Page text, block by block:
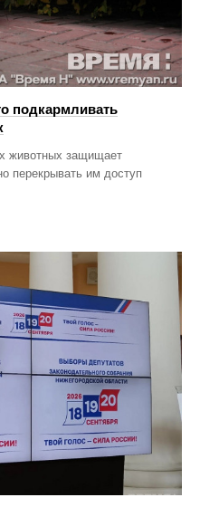
подкармливать
животных защищает
перекрывать им доступ